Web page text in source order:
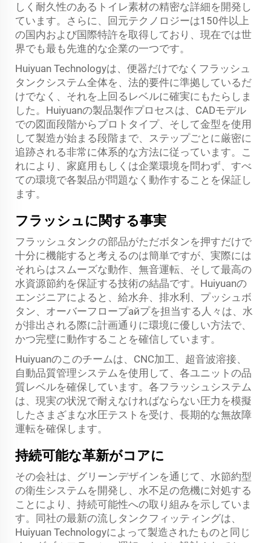
しく耐久性のあるトイレ素材の精密な詳細を開発し
ています。さらに、回元テクノロジーは150件以上
の国内および国際特許を取得しており、現在では世
界でも最も先進的な企業の一つです。
Huiyuan Technologyは、便器だけでなくフラッシュ
タンクシステム全体を、法的要件に準拠しているだ
けでなく、それを上回るレベルに確実にもたらしま
した。Huiyuanの製品製作プロセスは、CADモデル
での図面段階からプロトタイプ、そして金型を使用
して製造が始まる段階まで、ステップごとに厳密に
追跡される非常に体系的な方法に従っています。こ
れにより、家庭用もしくは企業環境を問わず、すべ
ての環境で各製品が問題なく動作することを保証し
ます。
フラッシュに関する事実
フラッシュタンクの部品がただボタンを押すだけで
十分に機能すると考えるのは簡単ですが、実際には
それらはスムーズな動作、無音運転、そして最高の
水資源節約を保証する技術の結晶です。Huiyuanの
エンジニアによると、給水弁、排水利、プッシュボ
タン、オーバーフロープайプを担当する人々は、水
が排出される際に計画通りに環境に優しい方法で、
かつ完璧に動作することを確信しています。
Huiyuanのこのチームは、CNC加工、超音波溶接、
自動品質管理システムを使用して、各ユニットの品
質レベルを確保しています。各フラッシュシステム
は、現実の状況で耐えなければならない圧力を模擬
したさまざまな水圧テストを受け、長期的な無故障
運転を確保します。
持続可能な革新がコアに
その会社は、グリーンデザインを通じて、水節約型
の衛生システムを開発し、水不足の危機に対処する
ことにより、持続可能性への取り組みを示していま
す。同社の最新の流しタンクフィッティングは、
Huiyuan Technologyによって製造されたものと同じ